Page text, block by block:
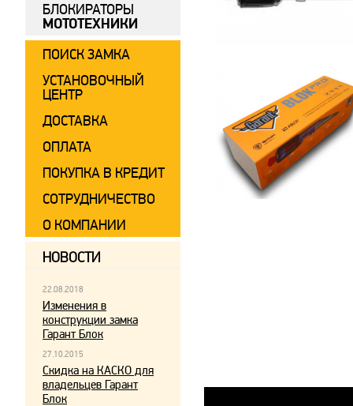
БЛОКИРАТОРЫ
МОТОТЕХНИКИ
ПОИСК ЗАМКА
УСТАНОВОЧНЫЙ
ЦЕНТР
ДОСТАВКА
ОПЛАТА
ПОКУПКА В КРЕДИТ
СОТРУДНИЧЕСТВО
О КОМПАНИИ
НОВОСТИ
22.08.2018
Изменения в
конструкции замка
Гарант Блок
27.10.2015
Скидка на КАСКО для
владельцев Гарант
Блок